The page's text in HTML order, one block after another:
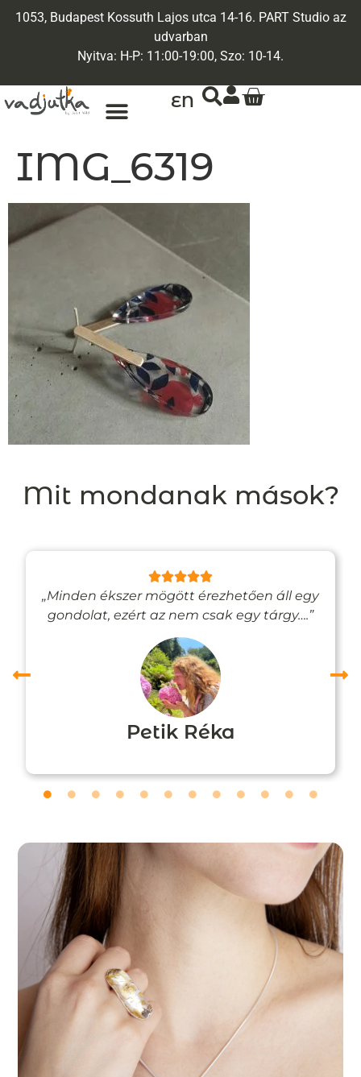
1053, Budapest Kossuth Lajos utca 14-16. PART Studio az
udvarban
Nyitva: H-P: 11:00-19:00, Szo: 10-14.
EN
IMG_6319
Mit mondanak mások?
„Minden ékszer mögött érezhetően áll egy
gondolat, ezért az nem csak egy tárgy….”
Petik Réka